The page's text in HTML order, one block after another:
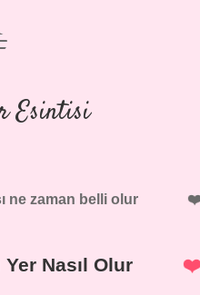
Esintisi
ne zaman belli olur
Yer Nasıl Olur